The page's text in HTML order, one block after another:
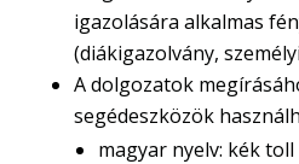
igazolására alkalmas
(diákigazolvány,
A dolgozatok
segédeszközök
magyar nyelv: kék toll